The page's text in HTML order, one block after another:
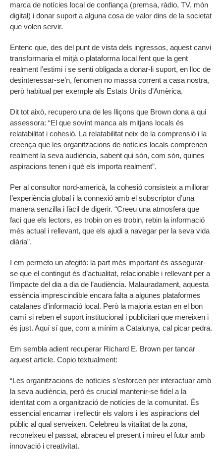
marca de notícies local de confiança (premsa, ràdio, TV, món
digital) i donar suport a alguna cosa de valor dins de la societat
que volen servir.
Entenc que, des del punt de vista dels ingressos, aquest canvi
transformaria el mitjà o plataforma local fent que la gent
realment l’estimi i se senti obligada a donar-li suport, en lloc de
desinteressar-se’n, fenomen no massa corrent a casa nostra,
però habitual per exemple als Estats Units d’Amèrica.
Dit tot això, recupero una de les lliçons que Brown dona a qui
assessora: “El que sovint manca als mitjans locals és
relatabilitat i cohesió. La relatabilitat neix de la comprensió i la
creença que les organitzacions de notícies locals comprenen
realment la seva audiència, sabent qui són, com són, quines
aspiracions tenen i què els importa realment”.
Per al consultor nord-americà, la cohesió consisteix a millorar
l’experiència global i la connexió amb el subscriptor d’una
manera senzilla i fàcil de digerir. “Creeu una atmosfera que
faci que els lectors, es trobin on es trobin, rebin la informació
més actual i rellevant, que els ajudi a navegar per la seva vida
diària”.
I em permeto un afegitó: la part més important és assegurar-
se que el contingut és d’actualitat, relacionable i rellevant per a
l’impacte del dia a dia de l’audiència. Malauradament, aquesta
essència imprescindible encara falta a algunes plataformes
catalanes d’informació local. Però la majoria estan en el bon
camí si reben el suport institucional i publicitari que mereixen i
és just. Aquí sí que, com a mínim a Catalunya, cal picar pedra.
Em sembla adient recuperar Richard E. Brown per tancar
aquest article. Copio textualment:
“Les organitzacions de notícies s’esforcen per interactuar amb
la seva audiència, però és crucial mantenir-se fidel a la
identitat com a organització de notícies de la comunitat. És
essencial encarnar i reflectir els valors i les aspiracions del
públic al qual serveixen. Celebreu la vitalitat de la zona,
reconeixeu el passat, abraceu el present i mireu el futur amb
innovació i creativitat.